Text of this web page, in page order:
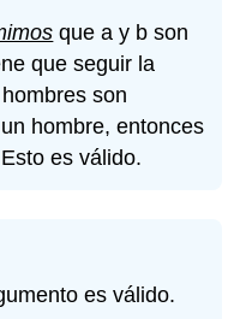
que a y b son
que seguir la
son
hombre, entonces
es válido.
es válido.